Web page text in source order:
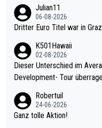
Julian11
06-08-2026
Dritter Euro Titel war in
K501Hawaii
02-08-2026
Dieser Unterschied im Average ist
Development- Tour
mal 40+ erst recht. Da gewinnst keinen Blumentopf - ist ja noc
h krasser wie ein Pokalspiel eines Kreisligisten vs einem Bund
Robertuil
24-06-2026
Ganz tolle Aktion!